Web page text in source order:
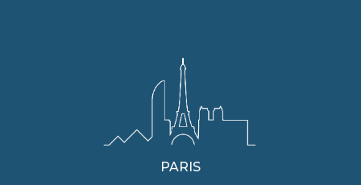
PARIS